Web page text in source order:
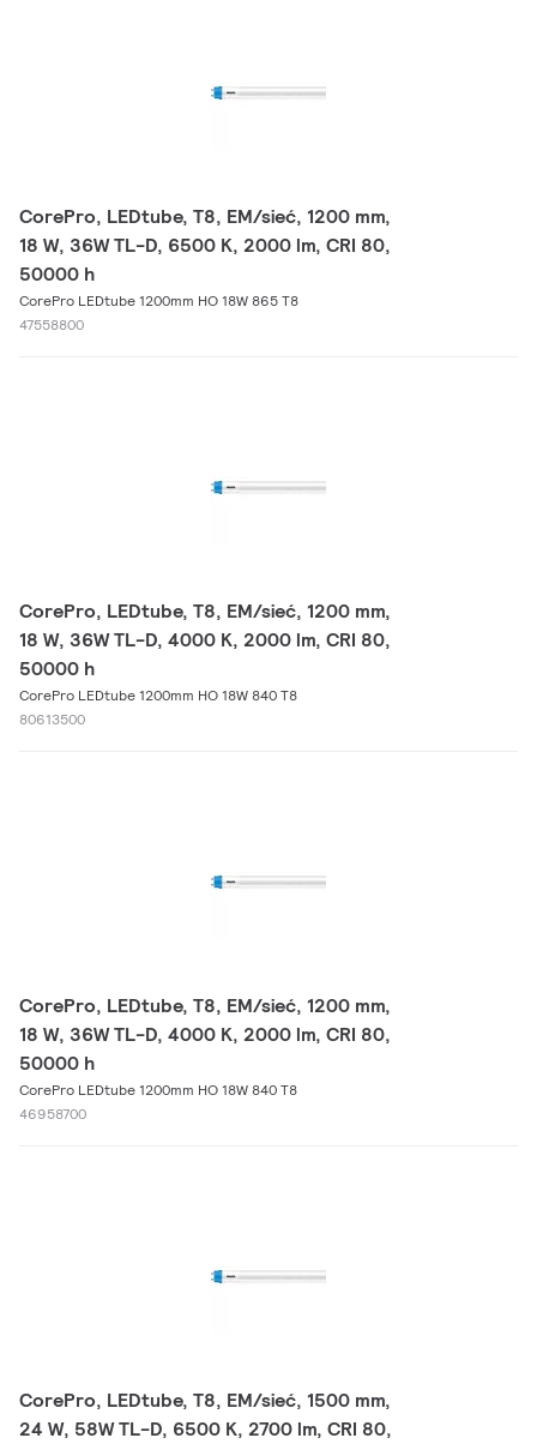
CorePro, LEDtube, T8, EM/sieć, 1200 mm,
18 W, 36W TL-D, 6500 K, 2000 lm, CRI 80,
50000 h
CorePro LEDtube 1200mm HO 18W 865 T8
47558800
CorePro, LEDtube, T8, EM/sieć, 1200 mm,
18 W, 36W TL-D, 4000 K, 2000 lm, CRI 80,
50000 h
CorePro LEDtube 1200mm HO 18W 840 T8
80613500
CorePro, LEDtube, T8, EM/sieć, 1200 mm,
18 W, 36W TL-D, 4000 K, 2000 lm, CRI 80,
50000 h
CorePro LEDtube 1200mm HO 18W 840 T8
46958700
CorePro, LEDtube, T8, EM/sieć, 1500 mm,
24 W, 58W TL-D, 6500 K, 2700 lm, CRI 80,